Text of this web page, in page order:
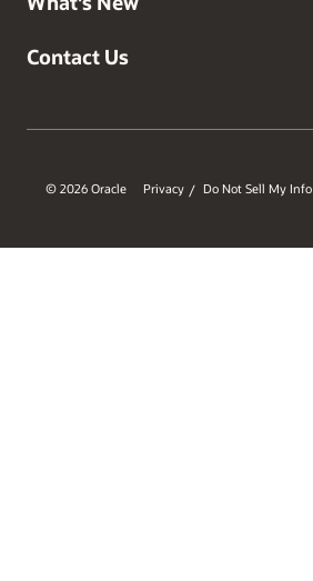
Contact Us
© 2026 Oracle Privacy / Do Not Sell My Info